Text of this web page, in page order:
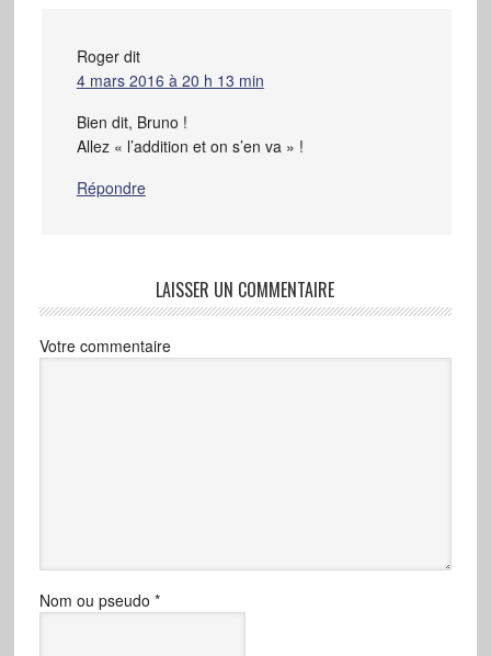
Roger dit
4 mars 2016 à 20 h 13 min
Bien dit, Bruno !
Allez « l’addition et on s’en va » !
Répondre
LAISSER UN COMMENTAIRE
Votre commentaire
Nom ou pseudo *